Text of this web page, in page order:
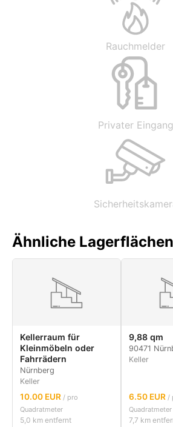
Rauchmelder
Privater Eingang
Ähnliche
Kellerraum für
Kleinmöbeln oder
Fahrrädern
Nürnberg
Keller
10.00 EUR / pro
Quadratmeter
5,0 km entfernt
9,88 qm
90471
Keller
6.50 EUR /
Quadratmeter
7,7 km